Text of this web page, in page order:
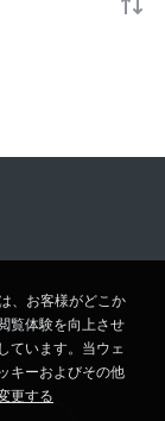
、お客様がどこか
覧体験を向上させ
ています。当ウェ
キーおよびその他
更する